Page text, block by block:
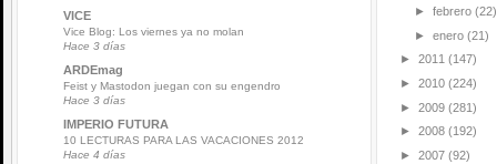
VICE
Vice Blog: Los viernes ya no molan
Hace 3 días
ARDEmag
Feist y Mastodon juegan con su engendro
Hace 3 días
IMPERIO FUTURA
10 LECTURAS PARA LAS VACACIONES 2012
Hace 4 días
► febrero (22)
► enero (21)
► 2011 (147)
► 2010 (224)
► 2009 (281)
► 2008 (192)
► 2007 (92)